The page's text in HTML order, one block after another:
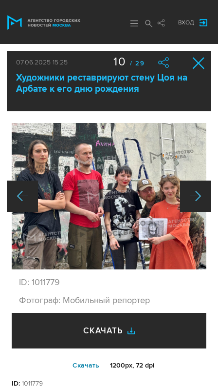
ВХОД
07.06.2025 15:25
Художники реставрируют стену Цоя на
Арбате к его дню рождения
10 / 29
ID: 1011779
Фотограф: Мобильный репортер
СКАЧАТЬ
Cкачать 1200px, 72 dpi
ID: 1011779